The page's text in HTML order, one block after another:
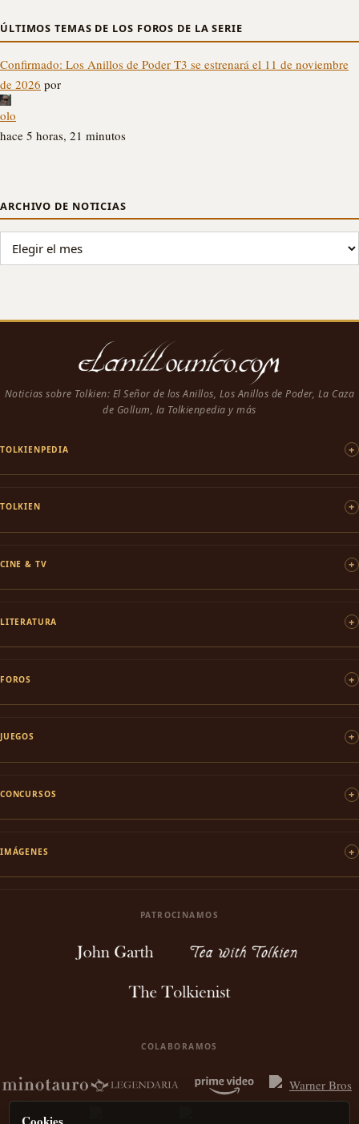
ÚLTIMOS TEMAS DE LOS FOROS DE LA SERIE
Confirmado: Los Anillos de Poder T3 se estrenará el 11 de noviembre
de 2026 por
olo
hace 5 horas, 21 minutos
ARCHIVO DE NOTICIAS
ARCHIVO DE NOTICIAS
Noticias sobre Tolkien: El Señor de los Anillos, Los Anillos de Poder, La Caza
de Gollum, la Tolkienpedia y más
TOLKIENPEDIA
TOLKIEN
CINE & TV
LITERATURA
FOROS
JUEGOS
CONCURSOS
IMÁGENES
PATROCINAMOS
COLABORAMOS
Cookies